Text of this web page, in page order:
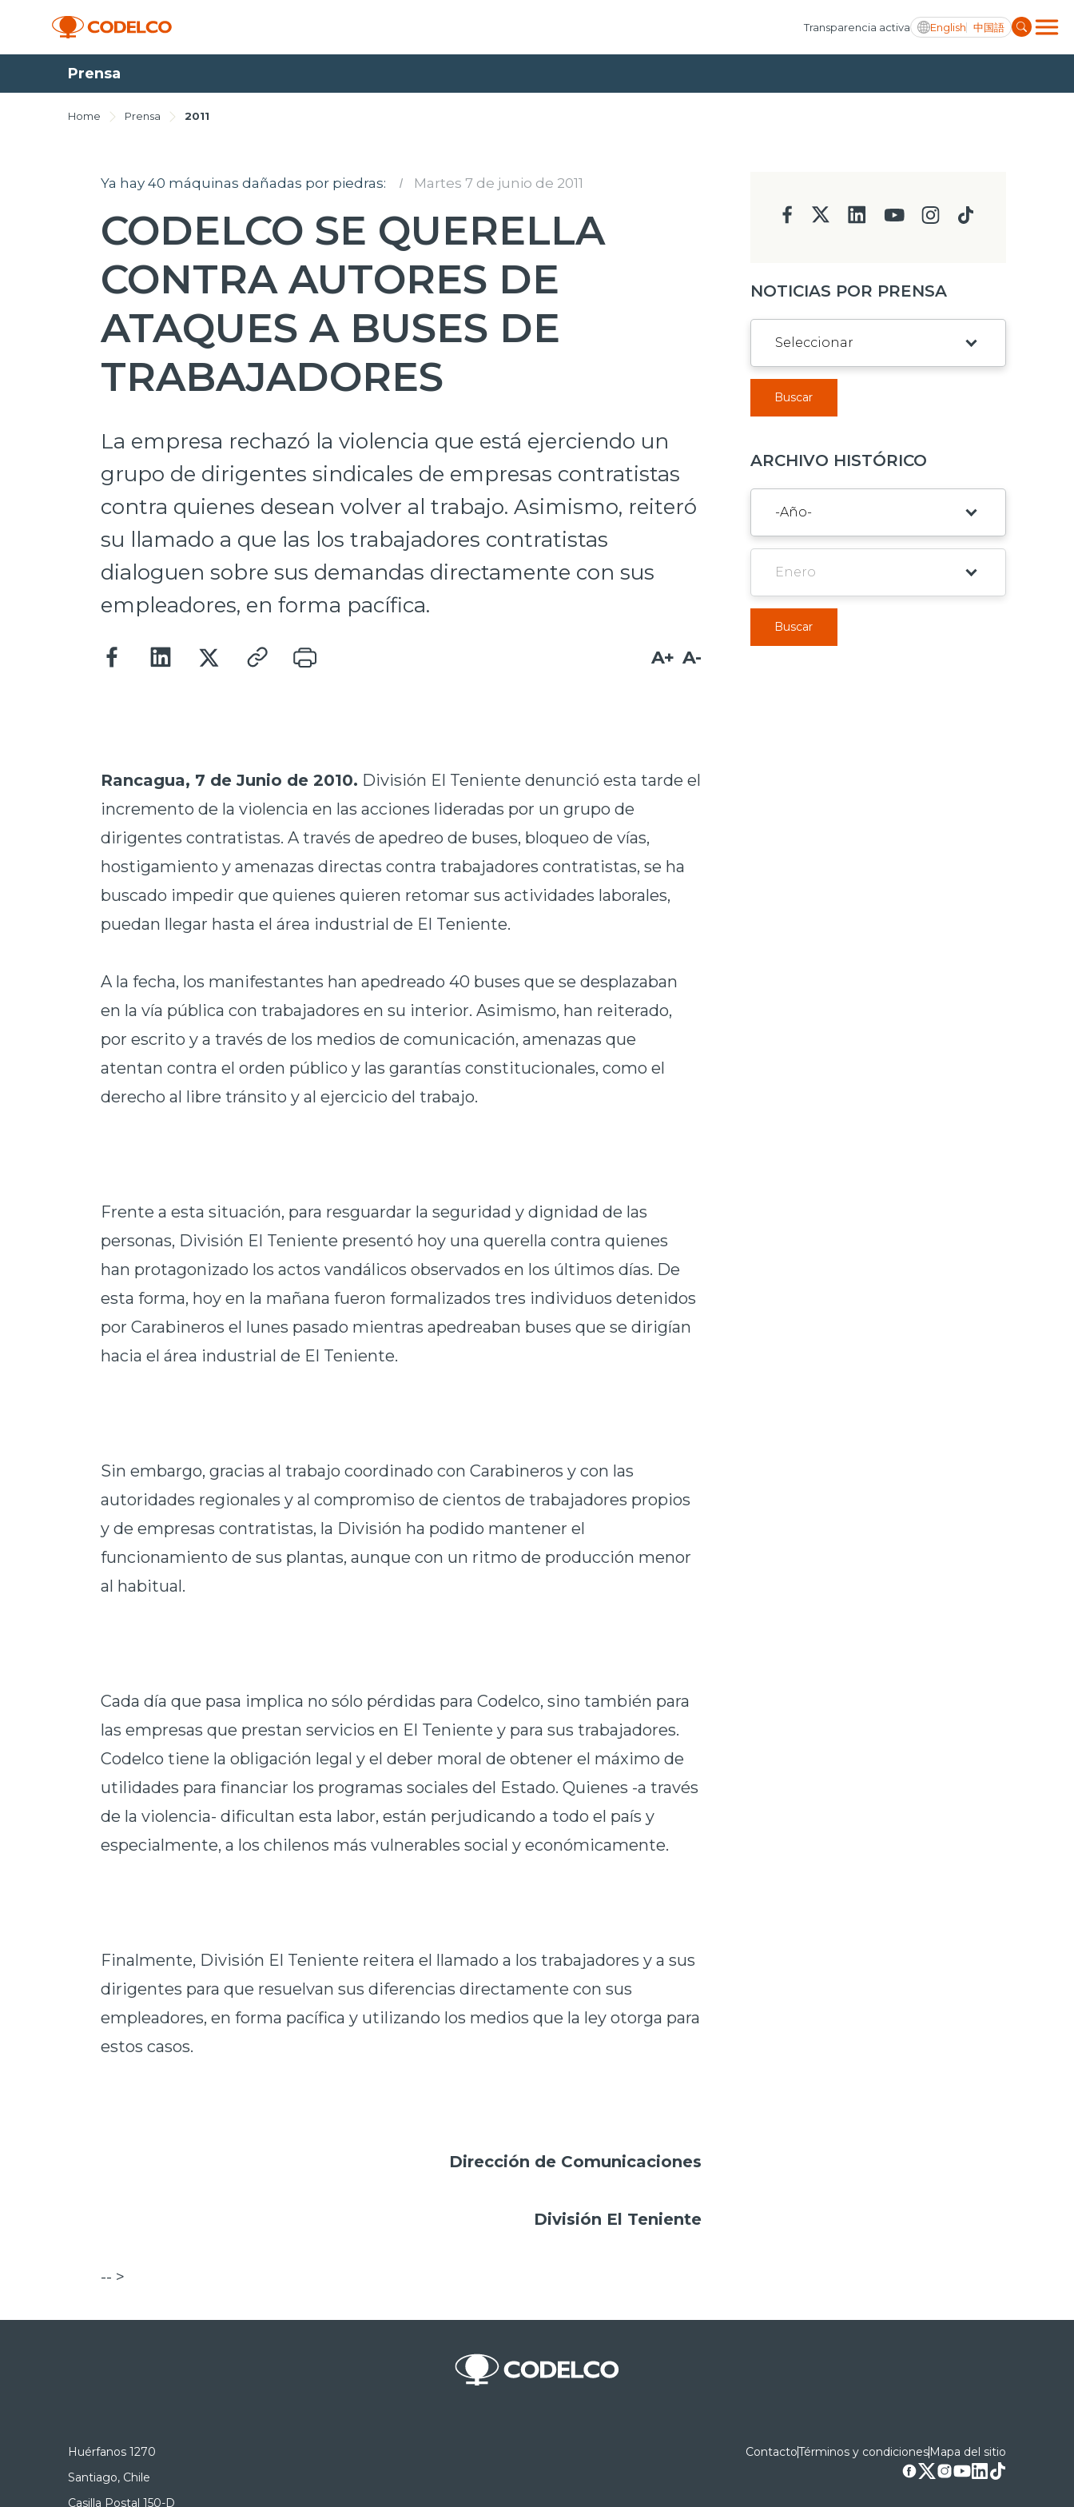
Transparencia activa English 中国語
Prensa
Home Prensa 2011
Ya hay 40 máquinas dañadas por piedras: I Martes 7 de junio de 2011
CODELCO SE QUERELLA
CONTRA AUTORES DE
ATAQUES A BUSES DE
TRABAJADORES
La empresa rechazó la violencia que está ejerciendo un
grupo de dirigentes sindicales de empresas contratistas
contra quienes desean volver al trabajo. Asimismo, reiteró
su llamado a que las los trabajadores contratistas
dialoguen sobre sus demandas directamente con sus
empleadores, en forma pacífica.
A+ A-
Rancagua, 7 de Junio de 2010. División El Teniente denunció esta tarde el
incremento de la violencia en las acciones lideradas por un grupo de
dirigentes contratistas. A través de apedreo de buses, bloqueo de vías,
hostigamiento y amenazas directas contra trabajadores contratistas, se ha
buscado impedir que quienes quieren retomar sus actividades laborales,
puedan llegar hasta el área industrial de El Teniente.
A la fecha, los manifestantes han apedreado 40 buses que se desplazaban
en la vía pública con trabajadores en su interior. Asimismo, han reiterado,
por escrito y a través de los medios de comunicación, amenazas que
atentan contra el orden público y las garantías constitucionales, como el
derecho al libre tránsito y al ejercicio del trabajo.
Frente a esta situación, para resguardar la seguridad y dignidad de las
personas, División El Teniente presentó hoy una querella contra quienes
han protagonizado los actos vandálicos observados en los últimos días. De
esta forma, hoy en la mañana fueron formalizados tres individuos detenidos
por Carabineros el lunes pasado mientras apedreaban buses que se dirigían
hacia el área industrial de El Teniente.
Sin embargo, gracias al trabajo coordinado con Carabineros y con las
autoridades regionales y al compromiso de cientos de trabajadores propios
y de empresas contratistas, la División ha podido mantener el
funcionamiento de sus plantas, aunque con un ritmo de producción menor
al habitual.
Cada día que pasa implica no sólo pérdidas para Codelco, sino también para
las empresas que prestan servicios en El Teniente y para sus trabajadores.
Codelco tiene la obligación legal y el deber moral de obtener el máximo de
utilidades para financiar los programas sociales del Estado. Quienes -a través
de la violencia- dificultan esta labor, están perjudicando a todo el país y
especialmente, a los chilenos más vulnerables social y económicamente.
Finalmente, División El Teniente reitera el llamado a los trabajadores y a sus
dirigentes para que resuelvan sus diferencias directamente con sus
empleadores, en forma pacífica y utilizando los medios que la ley otorga para
estos casos.
Dirección de Comunicaciones
División El Teniente
-- >
NOTICIAS POR PRENSA
Buscar
ARCHIVO HISTÓRICO
Buscar
Huérfanos 1270
Santiago, Chile
Casilla Postal 150-D
ContactoTérminos y condicionesMapa del sitio